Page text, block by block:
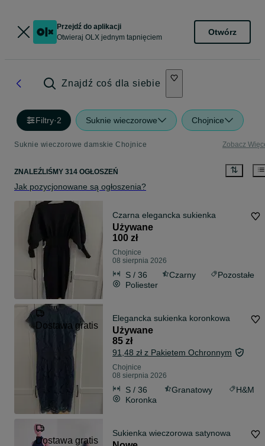
Przejdź do aplikacji
Otwieraj OLX jednym tapnięciem
Otwórz
Znajdź coś dla siebie
Filtry·2 Suknie wieczorowe Chojnice
Suknie wieczorowe damskie Chojnice Zobacz
ZNALEŹLIŚMY 314 OGŁOSZEŃ
Jak pozycjonowane są ogłoszenia?
Czarna elegancka sukienka
Używane
100 zł
Chojnice
08 sierpnia 2026
S / 36 Czarny
Pozostałe
Poliester
Dostawa gratis
Elegancka sukienka koronkowa
Używane
85 zł
91,48 zł z Pakietem Ochronnym
Chojnice
08 sierpnia 2026
S / 36 Granatowy
H&M
Koronka
Dostawa gratis
Sukienka wieczorowa satynowa